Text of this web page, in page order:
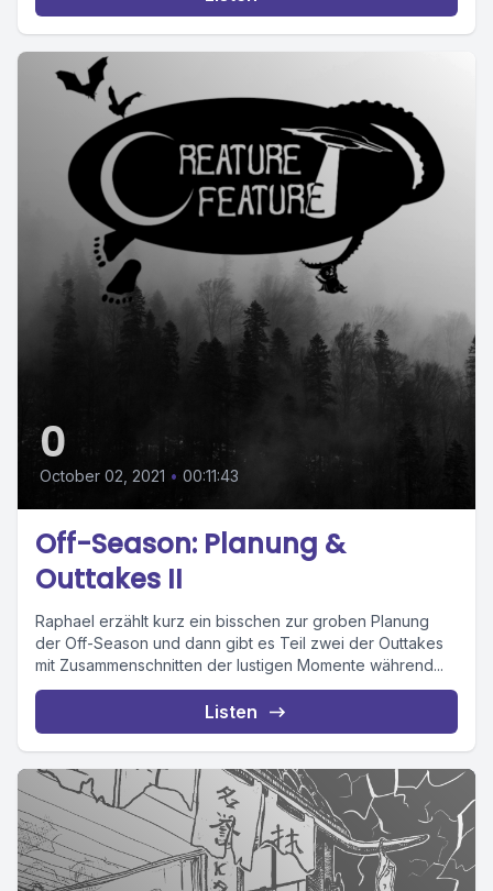
0
October 02, 2021 • 00:11:43
Off-Season: Planung &
Outtakes II
Raphael erzählt kurz ein bisschen zur groben Planung
der Off-Season und dann gibt es Teil zwei der Outtakes
mit Zusammenschnitten der lustigen Momente während...
Listen